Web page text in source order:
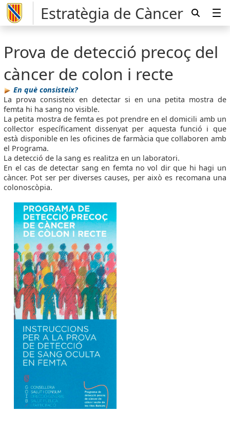
Estratègia de Càncer
Prova de detecció precoç del
càncer de colon i recte
En què consisteix?
La prova consisteix en detectar si en una petita mostra de
femta hi ha sang no visible.
La petita mostra de femta es pot prendre en el domicili amb un
col·lector específicament dissenyat per aquesta funció i que
està disponible en les oficines de farmàcia que col·laboren amb
el Programa.
La detecció de la sang es realitza en un laboratori.
En el cas de detectar sang en femta no vol dir que hi hagi un
càncer. Pot ser per diverses causes, per això es recomana una
colonoscòpia.